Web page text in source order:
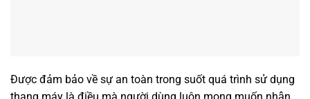
Được đảm bảo về sự an toàn trong suốt quá trình sử dụng